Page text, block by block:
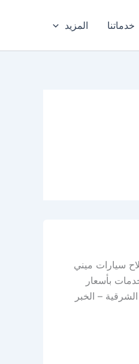
خدماتنا المزيد
سيارات ميني
بأسعار
– الخبر